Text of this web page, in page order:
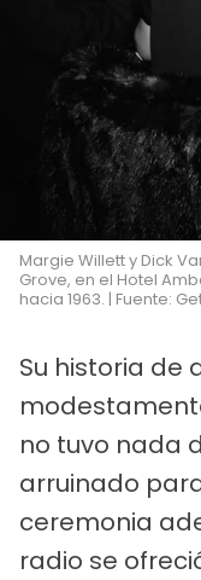
Margie Willett y Dick
Grove, en el Hotel
hacia 1963. | Fuente:
Su historia de
no tuvo nada
arruinado
ceremonia
radio se